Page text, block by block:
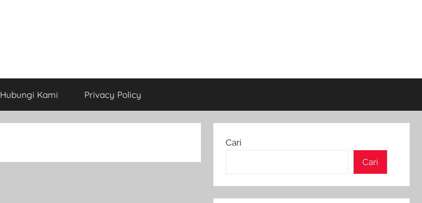
Hubungi Kami Privacy Policy
Cari
Cari